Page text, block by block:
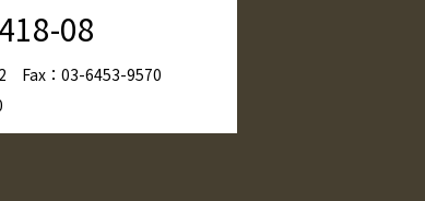
08
Fax：03-6453-9570